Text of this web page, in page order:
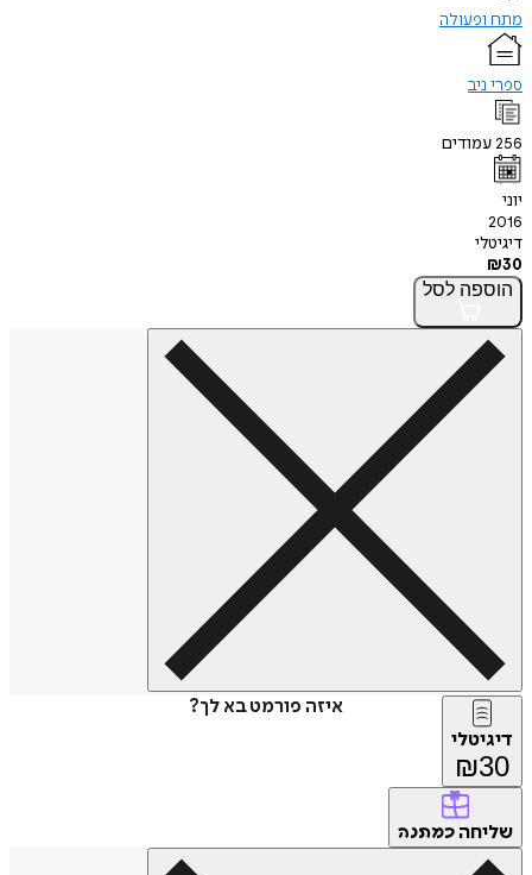
מתח ופעולה
ספרי ניב
256עמודים
יוני
2016
דיגיטלי
₪30
הוספה לסל
איזה פורמט בא לך?
דיגיטלי
₪30
שליחה כמתנה